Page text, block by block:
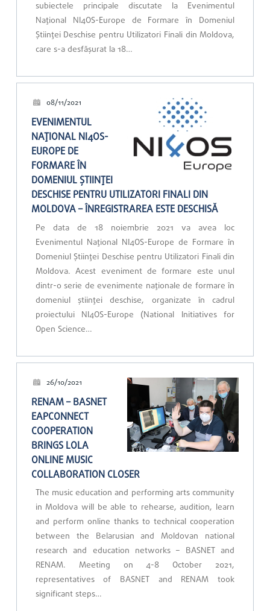
subiectele principale discutate la Evenimentul
Național NI4OS-Europe de Formare în Domeniul
Științei Deschise pentru Utilizatori Finali din Moldova,
care s-a desfășurat la 18…
08/11/2021
EVENIMENTUL
NAȚIONAL NI4OS-
EUROPE DE
FORMARE ÎN
DOMENIUL ȘTIINȚEI
DESCHISE PENTRU UTILIZATORI FINALI DIN
MOLDOVA – ÎNREGISTRAREA ESTE DESCHISĂ
Pe data de 18 noiembrie 2021 va avea loc
Evenimentul Național NI4OS-Europe de Formare în
Domeniul Științei Deschise pentru Utilizatori Finali din
Moldova. Acest eveniment de formare este unul
dintr-o serie de evenimente naționale de formare în
domeniul științei deschise, organizate în cadrul
proiectului NI4OS-Europe (National Initiatives for
Open Science…
26/10/2021
RENAM – BASNET
EAPCONNECT
COOPERATION
BRINGS LOLA
ONLINE MUSIC
COLLABORATION CLOSER
The music education and performing arts community
in Moldova will be able to rehearse, audition, learn
and perform online thanks to technical cooperation
between the Belarusian and Moldovan national
research and education networks – BASNET and
RENAM. Meeting on 4-8 October 2021,
representatives of BASNET and RENAM took
significant steps…